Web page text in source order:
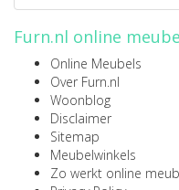
Furn.nl online
Online Meubels
Over Furn.nl
Woonblog
Disclaimer
Sitemap
Meubelwinkels
Zo werkt online